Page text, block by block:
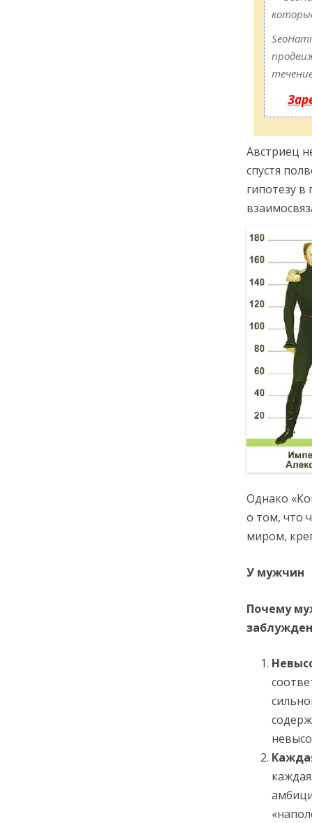
Австриец
спустя
гипотезу в
Однако
о том, что
миром,
У мужчин
Почему